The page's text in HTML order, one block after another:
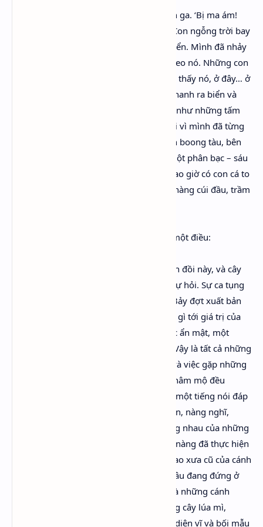
“‘Bị ma ám!’ Nàng kêu lên, đột ngột nhấn ga. ‘Bị ma ám!
Ngay từ lúc mình còn là một đứa nhóc. Con ngỗng trời bay
tới đó. Nó bay ngang qua cửa sổ để ra biển. Mình đã nhảy
lên (nàng xiết chặt bánh lái) và với tay theo nó. Những con
ngỗng trời bay nhanh quá. Mình đã nhìn thấy nó, ở đây… ở
đó… ở đó – Anh, Ba Tư, Ý. Nó luôn bay nhanh ra biển và
mình luôn ném theo nó những từ giống như những tấm
lưới (tới đây nàng vung tay ra) co rúm lại vì mình đã từng
nhìn thấy những tấm lưới co rúm lại trên boong tàu, bên
trong chỉ toàn rong biển; và đôi khi có một phân bạc – sáu
từ – ở đáy của tấm lưới. Nhưng không bao giờ có con cá to
sống trong những rặng san hô.’ Tới đây nàng cúi đầu, trầm
Và rốt cuộc nàng cũng nhận chân được một điều:
“Lúc đó nàng đã nghĩ tới cây sồi trên đỉnh đồi này, và cây
sồi có liên quan gì tới việc này, nàng đã tự hỏi. Sự ca tụng
và danh vọng có liên quan gì tới thi ca? Bảy đợt xuất bản
(cuốn sách đã bán hết sạch) có liên quan gì tới giá trị của
nó? Không phải làm thơ là một công việc ẩn mật, một
tiếng nói đáp lại một tiếng nói hay sao? Vậy là tất cả những
câu nói rối ra rối rít, ca tụng, trách móc và việc gặp những
người hâm mộ lẫn những người không hâm mộ đều
không ăn nhập gì với bản thân sự việc – một tiếng nói đáp
lại một tiếng nói. Cái gì có thể ẩn mật hơn, nàng nghĩ,
chậm chạp hơn, và giống với sự trao tặng nhau của những
cặp tình nhân hơn câu trả lời ấp úng mà nàng đã thực hiện
suốt bao năm nay để đáp lại bài ca lao xao xưa cũ của cánh
rừng, của những nông trại, và lũ ngựa nâu đang đứng ở
cổng, cổ kề bên cổ, và lò rèn, nhà bếp, và những cánh
đồng đang nhọc nhằn nuôi dưỡng những cây lúa mì,
những cây cải củ, cỏ, và những đóa hoa diên vĩ và bối mẫu